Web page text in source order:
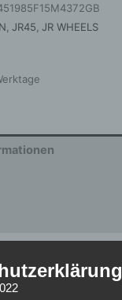
JR45 JR WHEELS